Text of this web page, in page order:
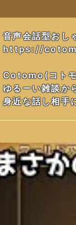
音声会話型おし
https://
Cotomo(コト
ゆるーい雑談か
身近な話し相手